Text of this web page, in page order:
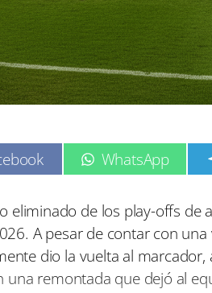
C
o
p
a
r
t
i
r
WhatsApp
eliminado de los play-offs de
A pesar de contar con
dio la vuelta al
remontada que dejó al